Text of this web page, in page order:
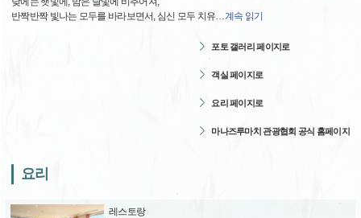
반짝반짝 빛나는 모두를 바라보면서, 심신 모두 치유…계속 읽기
포토 갤러리 페이지로
객실 페이지로
요리 페이지로
마나즈루마치 관광협회 공식 홈페이지
요리
레스토랑